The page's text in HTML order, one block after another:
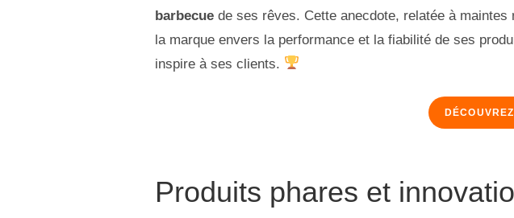
barbecue de ses rêves. Cette anecdote, relatée à maintes
la marque envers la performance et la fiabilité de ses
inspire à ses clients.
Produits phares et